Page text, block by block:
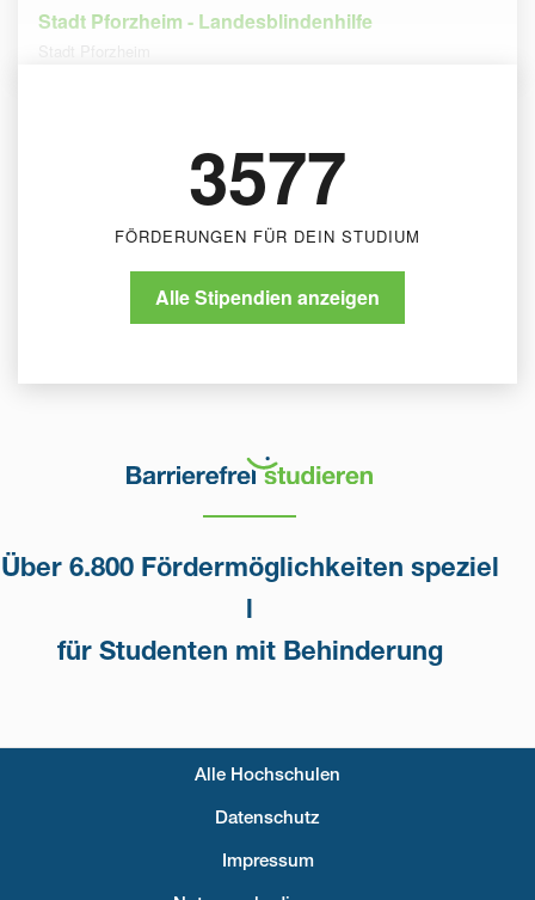
Stadt Pforzheim - Landesblindenhilfe
Stadt Pforzheim
3577
FÖRDERUNGEN FÜR DEIN STUDIUM
Alle Stipendien anzeigen
Über 6.800 Fördermöglichkeiten speziel
l
für Studenten mit Behinderung
Fußzeilenmenü
Alle Hochschulen
Datenschutz
Impressum